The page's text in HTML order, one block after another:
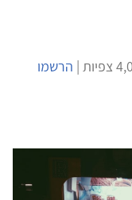
הרשמו